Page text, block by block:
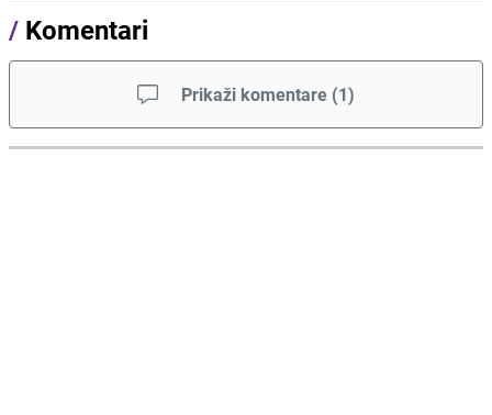
/ Komentari
Prikaži komentare (1)